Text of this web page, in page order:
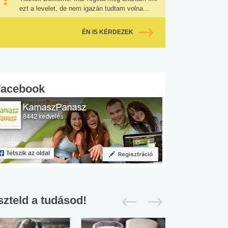
ezt a levelet, de nem igazán tudtam volna...
ÉN IS KÉRDEZEK
a tudásod!